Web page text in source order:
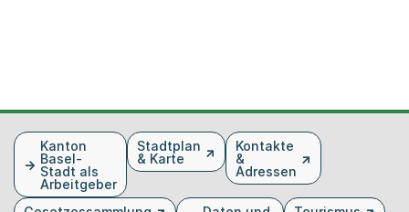
FusszeileKanton
Basel-
Stadt als
Arbeitgeber
Stadtplan
& Karte
Kontakte
&
Adressen